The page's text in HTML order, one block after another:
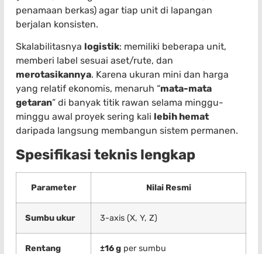
penamaan berkas) agar tiap unit di lapangan
berjalan konsisten.
Skalabilitasnya logistik: memiliki beberapa unit,
memberi label sesuai aset/rute, dan
merotasikannya. Karena ukuran mini dan harga
yang relatif ekonomis, menaruh “mata-mata
getaran” di banyak titik rawan selama minggu-
minggu awal proyek sering kali lebih hemat
daripada langsung membangun sistem permanen.
Spesifikasi teknis lengkap
Parameter Nilai Resmi
Sumbu ukur 3-axis (X, Y, Z)
Rentang
±16 g per sumbu